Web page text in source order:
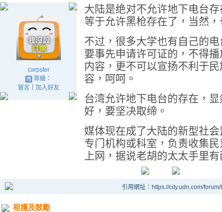
carpster
等級：
留言｜ 加入好友
大陆是绝对不允许地下电台
等于允许黑枪存在了，当然
不过，很多大学也有自己的
要事先申请许可证的，不得
内容，更不可以宣扬不利于
容，呵呵。
台湾允许地下电台的存在，
好，要坚决取缔。
媒体现在成了大陆的新型社
专门机构或科室，负责收集
上网，据说老胡的太太手里
引用網址：https://city.udn.com/
袒護及鼓勵